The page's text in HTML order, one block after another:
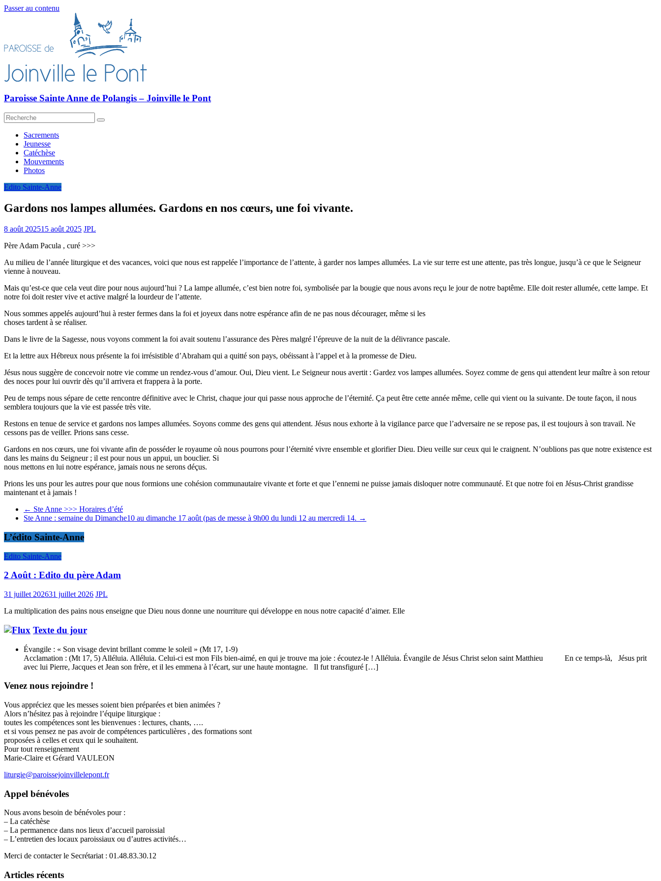
Passer au contenu
Paroisse Sainte Anne de Polangis – Joinville le Pont
Sacrements
Jeunesse
Catéchèse
Mouvements
Photos
Edito Sainte-Anne
Gardons nos lampes allumées. Gardons en nos cœurs, une foi vivante.
8 août 202515 août 2025 JPL
Père Adam Pacula , curé >>>
Au milieu de l’année liturgique et des vacances, voici que nous est rappelée l’importance de l’attente, à garder nos lampes allumées. La vie sur terre est une attente, pas très longue, jusqu’à ce que le Seigneur
vienne à nouveau.
Mais qu’est-ce que cela veut dire pour nous aujourd’hui ? La lampe allumée, c’est bien notre foi, symbolisée par la bougie que nous avons reçu le jour de notre baptême. Elle doit rester allumée, cette lampe. Et
notre foi doit rester vive et active malgré la lourdeur de l’attente.
Nous sommes appelés aujourd’hui à rester fermes dans la foi et joyeux dans notre espérance afin de ne pas nous décourager, même si les
choses tardent à se réaliser.
Dans le livre de la Sagesse, nous voyons comment la foi avait soutenu l’assurance des Pères malgré l’épreuve de la nuit de la délivrance pascale.
Et la lettre aux Hébreux nous présente la foi irrésistible d’Abraham qui a quitté son pays, obéissant à l’appel et à la promesse de Dieu.
Jésus nous suggère de concevoir notre vie comme un rendez-vous d’amour. Oui, Dieu vient. Le Seigneur nous avertit : Gardez vos lampes allumées. Soyez comme de gens qui attendent leur maître à son retour
des noces pour lui ouvrir dès qu’il arrivera et frappera à la porte.
Peu de temps nous sépare de cette rencontre définitive avec le Christ, chaque jour qui passe nous approche de l’éternité. Ça peut être cette année même, celle qui vient ou la suivante. De toute façon, il nous
semblera toujours que la vie est passée très vite.
Restons en tenue de service et gardons nos lampes allumées. Soyons comme des gens qui attendent. Jésus nous exhorte à la vigilance parce que l’adversaire ne se repose pas, il est toujours à son travail. Ne
cessons pas de veiller. Prions sans cesse.
Gardons en nos cœurs, une foi vivante afin de posséder le royaume où nous pourrons pour l’éternité vivre ensemble et glorifier Dieu. Dieu veille sur ceux qui le craignent. N’oublions pas que notre existence est
dans les mains du Seigneur ; il est pour nous un appui, un bouclier. Si
nous mettons en lui notre espérance, jamais nous ne serons déçus.
Prions les uns pour les autres pour que nous formions une cohésion communautaire vivante et forte et que l’ennemi ne puisse jamais disloquer notre communauté. Et que notre foi en Jésus-Christ grandisse
maintenant et à jamais !
← Ste Anne >>> Horaires d’été
Ste Anne : semaine du Dimanche10 au dimanche 17 août (pas de messe à 9h00 du lundi 12 au mercredi 14. →
L’édito Sainte-Anne
Edito Sainte-Anne
2 Août : Edito du père Adam
31 juillet 202631 juillet 2026 JPL
La multiplication des pains nous enseigne que Dieu nous donne une nourriture qui développe en nous notre capacité d’aimer. Elle
Texte du jour
Évangile : « Son visage devint brillant comme le soleil » (Mt 17, 1-9)
Acclamation : (Mt 17, 5) Alléluia. Alléluia. Celui-ci est mon Fils bien-aimé, en qui je trouve ma joie : écoutez-le ! Alléluia. Évangile de Jésus Christ selon saint Matthieu En ce temps-là, Jésus prit
avec lui Pierre, Jacques et Jean son frère, et il les emmena à l’écart, sur une haute montagne. Il fut transfiguré […]
Venez nous rejoindre !
Vous appréciez que les messes soient bien préparées et bien animées ?
Alors n’hésitez pas à rejoindre l’équipe liturgique :
toutes les compétences sont les bienvenues : lectures, chants, ….
et si vous pensez ne pas avoir de compétences particulières , des formations sont
proposées à celles et ceux qui le souhaitent.
Pour tout renseignement
Marie-Claire et Gérard VAULEON
liturgie@paroissejoinvillelepont.fr
Appel bénévoles
Nous avons besoin de bénévoles pour :
– La catéchèse
– La permanence dans nos lieux d’accueil paroissial
– L’entretien des locaux paroissiaux ou d’autres activités…
Merci de contacter le Secrétariat : 01.48.83.30.12
Articles récents